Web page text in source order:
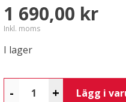
1 690,00 kr
Inkl. moms
I lager
- + Lägg i